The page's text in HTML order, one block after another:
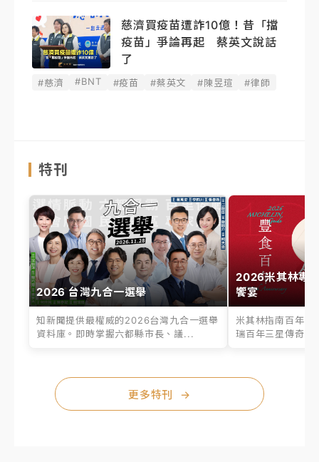
慈濟買疫苗遭詐10億！昔「擋
疫苗」爭論再起 蔡英文說話
了
#慈濟 #BNT #疫苗 #蔡英文 #陳昱瑄 #律師
特刊
2026 台灣九合一選舉
知新聞提供最權威的2026台灣九合一選舉
資料庫。即時掌握六都縣市長、議...
2026米其林專
饗宴
米其林指南百年之
瑞百年三星傳奇、
更多特刊 →